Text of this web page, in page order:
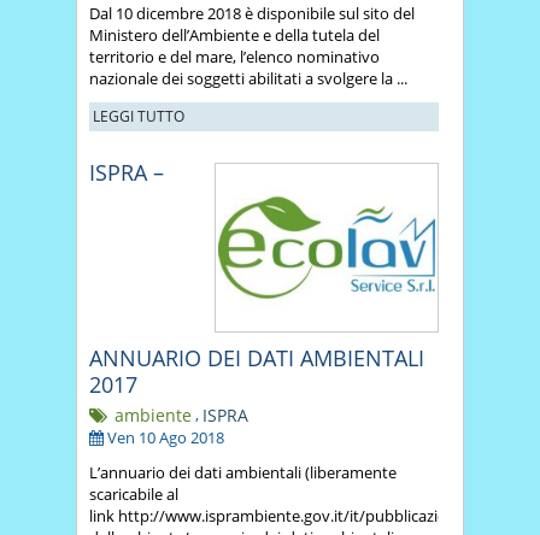
Dal 10 dicembre 2018 è disponibile sul sito del
Ministero dell’Ambiente e della tutela del
territorio e del mare, l’elenco nominativo
nazionale dei soggetti abilitati a svolgere la ...
LEGGI TUTTO
ISPRA –
ANNUARIO DEI DATI AMBIENTALI
2017
ambiente, ISPRA
Ven 10 Ago 2018
L’annuario dei dati ambientali (liberamente
scaricabile al
link http://www.isprambiente.gov.it/it/pubblicazioni/stato-